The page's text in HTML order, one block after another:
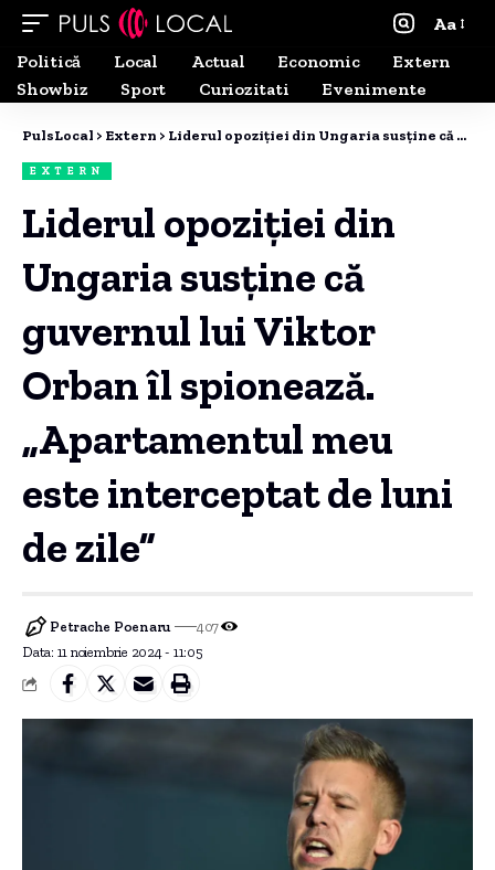
Aa
Politică
Local Actual Economic
Extern
Showbiz
Sport Curiozitati Evenimente
PulsLocal > Extern > Liderul opoziției din Ungaria susține că guvernul lui Viktor Orban îl spionează. „Apartamentul meu este interceptat de luni de zile”
EXTERN
Liderul opoziției din
Ungaria susține că
guvernul lui Viktor
Orban îl spionează.
„Apartamentul meu
este interceptat de luni
de zile”
Data: 11 noiembrie 2024 - 11:05
Petrache Poenaru 407